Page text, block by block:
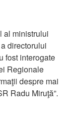
al ministrului
directorului
fost interogate
Regionale
despre mai
Radu Miruţă”.